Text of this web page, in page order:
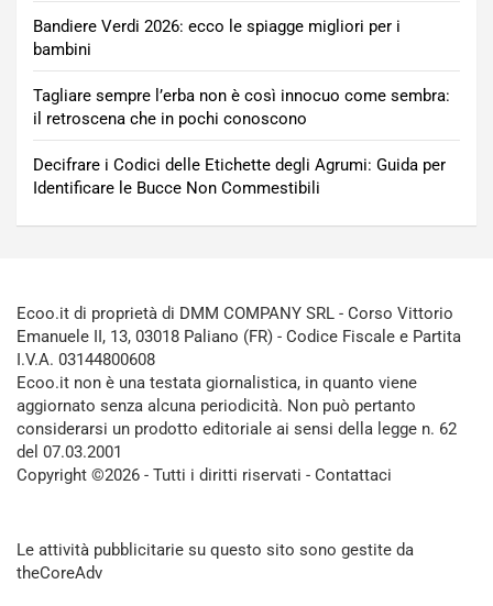
Bandiere Verdi 2026: ecco le spiagge migliori per i
bambini
Tagliare sempre l’erba non è così innocuo come sembra:
il retroscena che in pochi conoscono
Decifrare i Codici delle Etichette degli Agrumi: Guida per
Identificare le Bucce Non Commestibili
Ecoo.it di proprietà di DMM COMPANY SRL - Corso Vittorio
Emanuele II, 13, 03018 Paliano (FR) - Codice Fiscale e Partita
I.V.A. 03144800608
Ecoo.it non è una testata giornalistica, in quanto viene
aggiornato senza alcuna periodicità. Non può pertanto
considerarsi un prodotto editoriale ai sensi della legge n. 62
del 07.03.2001
Copyright ©2026 - Tutti i diritti riservati - Contattaci
Le attività pubblicitarie su questo sito sono gestite da
theCoreAdv